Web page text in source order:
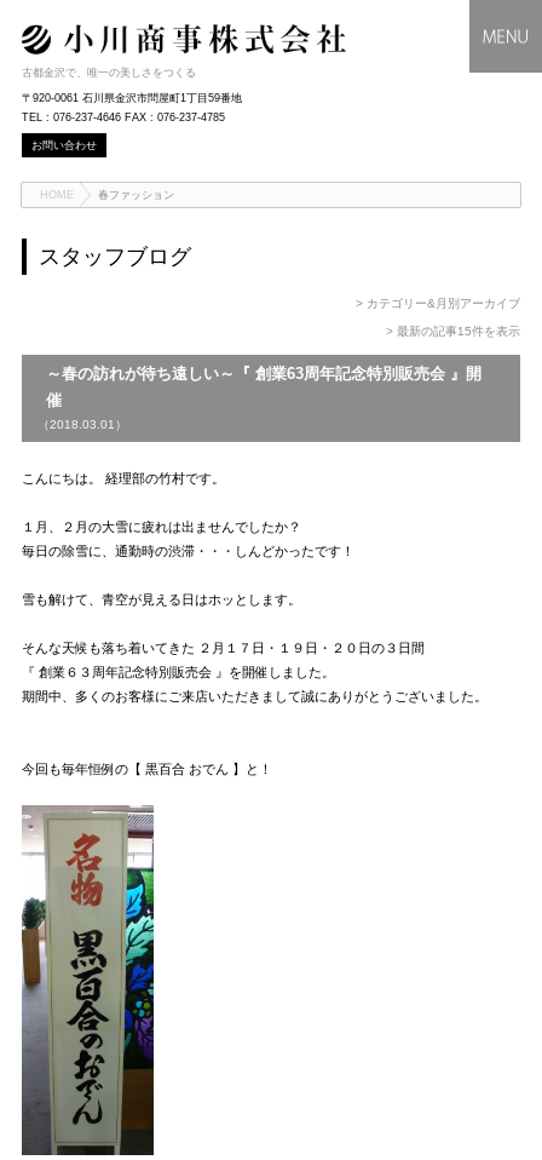
古都金沢で、唯一の美しさをつくる
〒920-0061 石川県金沢市問屋町1丁目59番地
TEL : 076-237-4646 FAX : 076-237-4785
お問い合わせ
HOME 春ファッション
スタッフブログ
> カテゴリー&月別アーカイブ
> 最新の記事15件を表示
～春の訪れが待ち遠しい～『 創業63周年記念特別販売会 』開
催
（2018.03.01）
こんにちは。 経理部の竹村です。
１月、２月の大雪に疲れは出ませんでしたか？
毎日の除雪に、通勤時の渋滞・・・しんどかったです！
雪も解けて、青空が見える日はホッとします。
そんな天候も落ち着いてきた ２月１７日・１９日・２０日の３日間
『 創業６３周年記念特別販売会 』を開催しました。
期間中、多くのお客様にご来店いただきまして誠にありがとうございました。
今回も毎年恒例の【 黒百合 おでん 】と！